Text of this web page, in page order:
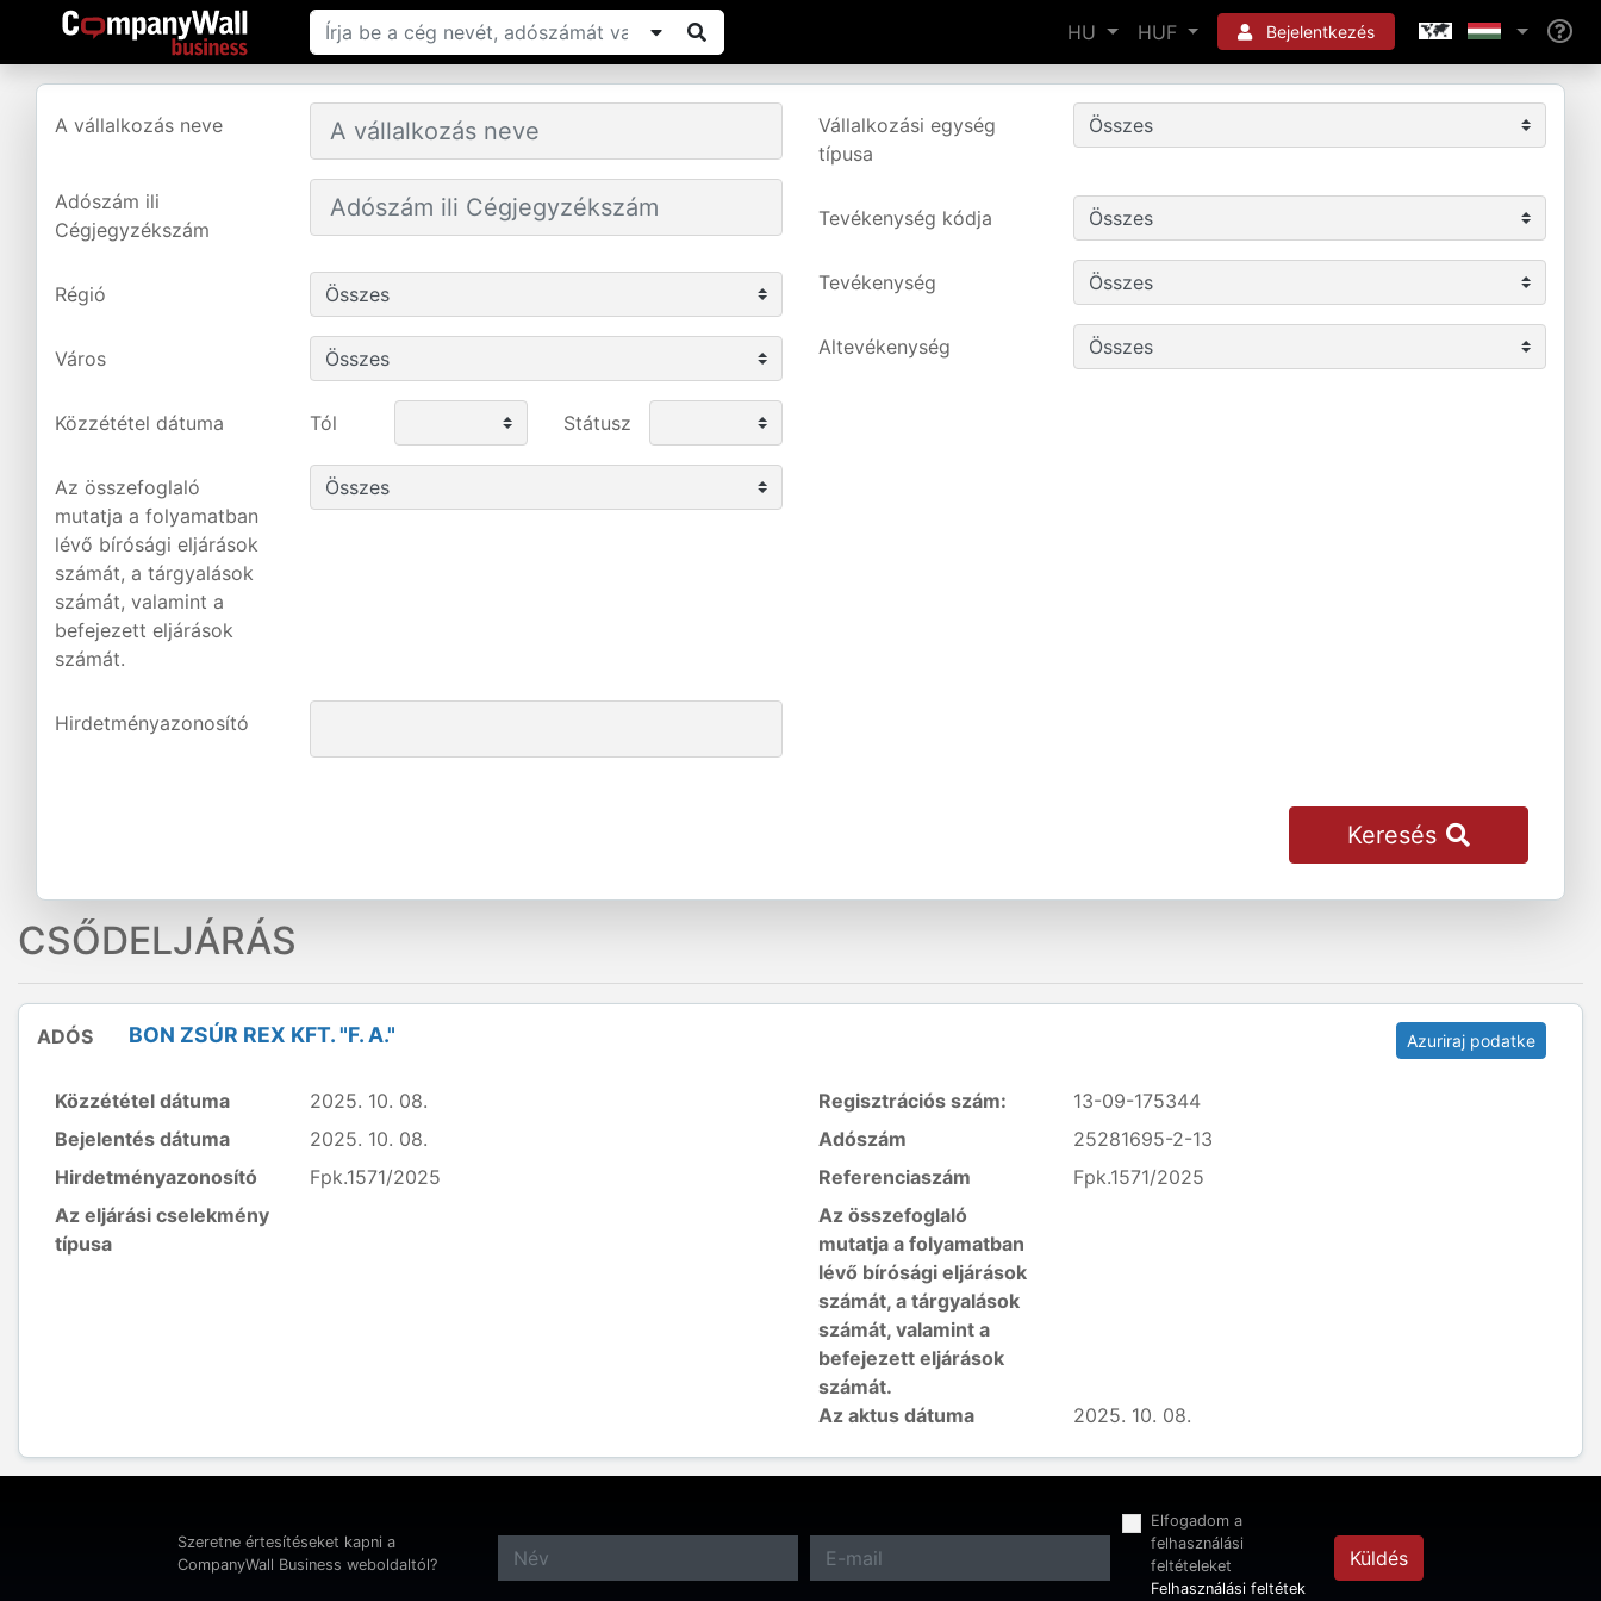
HU HUF Bejelentkezés
A vállalkozás neve
Adószám ili
Cégjegyzékszám
Régió
Város
Vállalkozási egység
típusa
Tevékenység kódja
Tevékenység
Altevékenység
Közzététel dátuma Tól Státusz
Az összefoglaló
mutatja a folyamatban
lévő bírósági eljárások
számát, a tárgyalások
számát, valamint a
befejezett eljárások
számát.
Hirdetményazonosító
Keresés
CSŐDELJÁRÁS
ADÓS BON ZSÚR REX KFT. "F. A." Azuriraj podatke
Közzététel dátuma
2025. 10. 08.
Bejelentés dátuma
2025. 10. 08.
Hirdetményazonosító
Fpk.1571/2025
Az eljárási cselekmény
típusa
Regisztrációs szám:
13-09-175344
Adószám
25281695-2-13
Referenciaszám
Fpk.1571/2025
Az összefoglaló
mutatja a folyamatban
lévő bírósági eljárások
számát, a tárgyalások
számát, valamint a
befejezett eljárások
számát.
Az aktus dátuma
2025. 10. 08.
Szeretne értesítéseket kapni a
CompanyWall Business weboldaltól?
Elfogadom a
felhasználási
feltételeket
Felhasználási feltétek
Küldés